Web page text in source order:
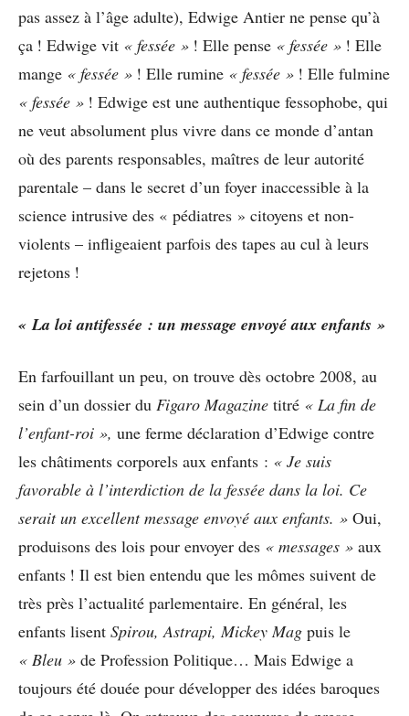
pas assez à l’âge adulte), Edwige Antier ne pense qu’à
ça ! Edwige vit « fessée » ! Elle pense « fessée » ! Elle
mange « fessée » ! Elle rumine « fessée » ! Elle fulmine
« fessée » ! Edwige est une authentique fessophobe, qui
ne veut absolument plus vivre dans ce monde d’antan
où des parents responsables, maîtres de leur autorité
parentale – dans le secret d’un foyer inaccessible à la
science intrusive des « pédiatres » citoyens et non-
violents – infligeaient parfois des tapes au cul à leurs
rejetons !
« La loi antifessée : un message envoyé aux enfants »
En farfouillant un peu, on trouve dès octobre 2008, au
sein d’un dossier du Figaro Magazine titré « La fin de
l’enfant-roi », une ferme déclaration d’Edwige contre
les châtiments corporels aux enfants : « Je suis
favorable à l’interdiction de la fessée dans la loi. Ce
serait un excellent message envoyé aux enfants. » Oui,
produisons des lois pour envoyer des « messages » aux
enfants ! Il est bien entendu que les mômes suivent de
très près l’actualité parlementaire. En général, les
enfants lisent Spirou, Astrapi, Mickey Mag puis le
« Bleu » de Profession Politique… Mais Edwige a
toujours été douée pour développer des idées baroques